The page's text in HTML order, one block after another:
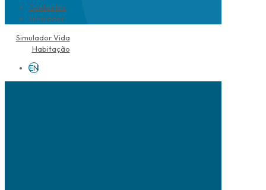
Contactos
Simulador
Simulador Vida
Habitação
EN